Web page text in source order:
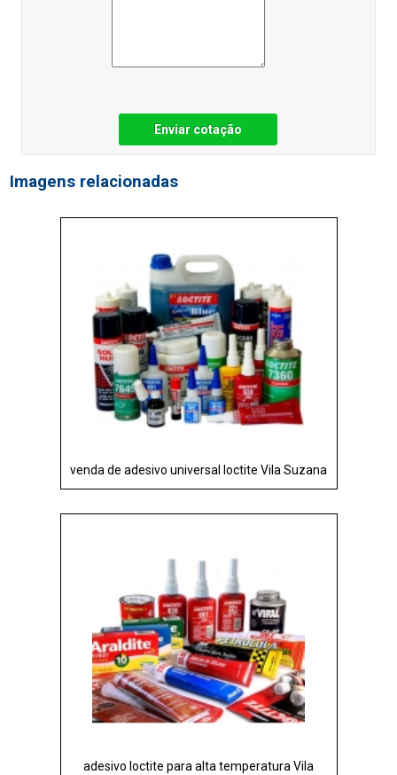
Enviar cotação
Imagens relacionadas
venda de adesivo universal loctite Vila Suzana
adesivo loctite para alta temperatura Vila